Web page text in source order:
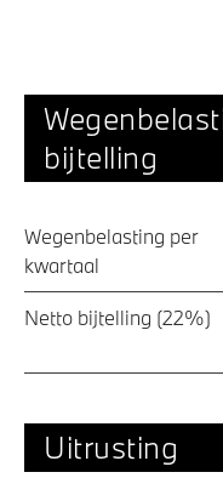
bijtelling
Wegenbelasting per
kwartaal
Netto bijtelling (22%)
Uitrusting